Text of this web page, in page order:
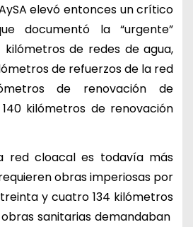
elevó entonces un crítico
documentó la “urgente”
kilómetros de redes de agua,
de refuerzos de la red
de renovación de
kilómetros de renovación
red cloacal es todavía más
obras imperiosas por
y cuatro 134 kilómetros
sanitarias demandaban